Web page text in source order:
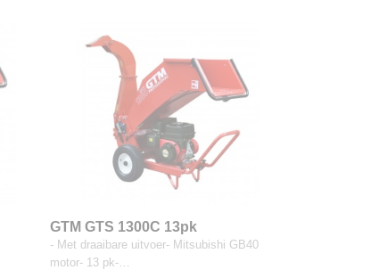
GTM GTS 1300C 13pk
- Met draaibare uitvoer- Mitsubishi GB40
motor- 13 pk-…